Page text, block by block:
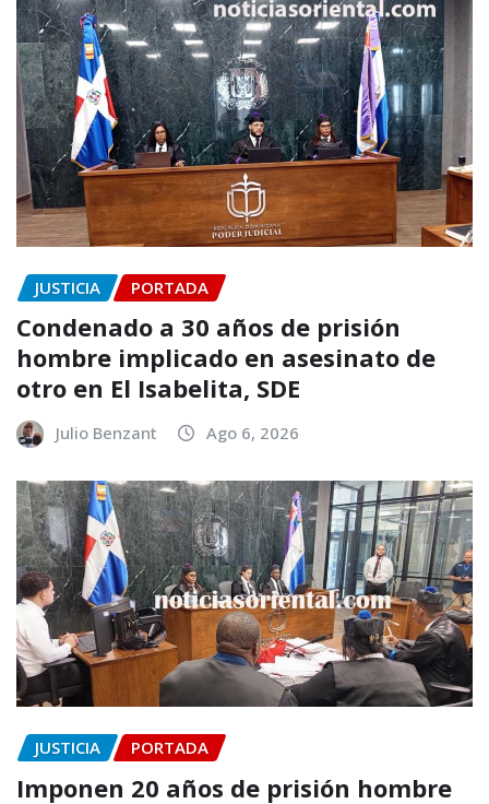
JUSTICIA PORTADA
Condenado a 30 años de prisión
hombre implicado en asesinato de
otro en El Isabelita, SDE
Julio Benzant Ago 6, 2026
JUSTICIA PORTADA
Imponen 20 años de prisión hombre